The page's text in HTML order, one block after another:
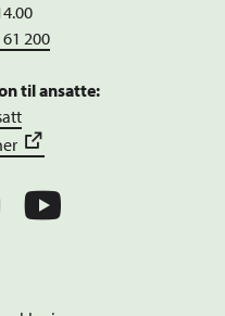
200
til ansatte: